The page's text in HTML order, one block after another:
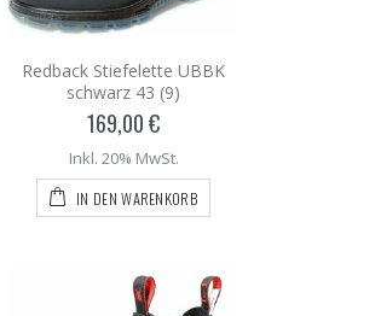
Redback Stiefelette UBBK
schwarz 43 (9)
169,00 €
Inkl. 20% MwSt.
IN DEN WARENKORB